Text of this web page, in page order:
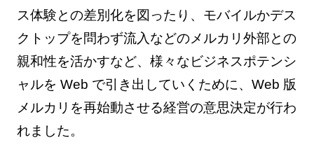
ス体験との差別化を図ったり、モバイルかデス
クトップを問わず流入などのメルカリ外部との
親和性を活かすなど、様々なビジネスポテンシ
ャルを Web で引き出していくために、Web 版
メルカリを再始動させる経営の意思決定が行わ
れました。